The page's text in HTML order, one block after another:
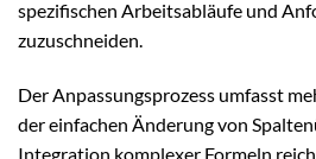
spezifischen Arbeitsabläufe und
zuzuschneiden.
Der Anpassungsprozess umfasst
der einfachen Änderung von
Integration komplexer Formeln